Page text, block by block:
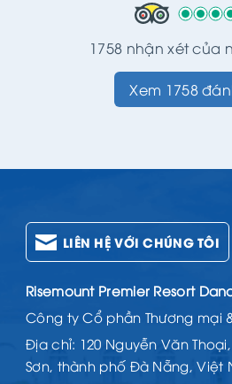
1758 nhận xét của
Xem 1758
LIÊN HỆ VỚI CHÚNG TÔI
Risemount Premier Resort
Công ty Cổ phần Thương mại
Địa chỉ: 120 Nguyễn Văn
Sơn, thành phố Đà Nẵng, Việt